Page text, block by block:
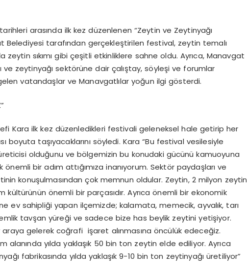
arasında ilk kez düzenlenen “Zeytin ve Zeytinyağı
Belediyesi tarafından gerçekleştirilen festival, zeytin temalı
sıkımı gibi çeşitli etkinliklere sahne oldu. Ayrıca, Manavgat
ve zeytinyağı sektörüne dair çalıştay, söyleşi ve forumlar
vatandaşlar ve Manavgatlılar yoğun ilgi gösterdi.
Kara ilk kez düzenledikleri festivali geleneksel hale getirip her
boyuta taşıyacaklarını söyledi. Kara “Bu festival vesilesiyle
olduğunu ve bölgemizin bu konudaki gücünü kamuoyuna
önemli bir adım attığımıza inanıyorum. Sektör paydaşları ve
konuşulmasından çok memnun oldular. Zeytin, 2 milyon zeytin
kültürünün önemli bir parçasıdır. Ayrıca önemli bir ekonomik
ev sahipliği yapan ilçemizde; kalamata, memecik, ayvalık, tarı
tavşan yüreği ve sadece bize has beylik zeytini yetişiyor.
araya gelerek coğrafi işaret alınmasına öncülük edeceğiz.
yılda yaklaşık 50 bin ton zeytin elde ediliyor. Ayrıca
fabrikasında yılda yaklaşık 9-10 bin ton zeytinyağı üretiliyor”